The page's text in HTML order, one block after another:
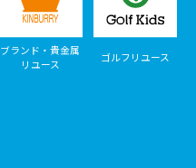
ブランド・貴金属
リユース
ゴルフリユース